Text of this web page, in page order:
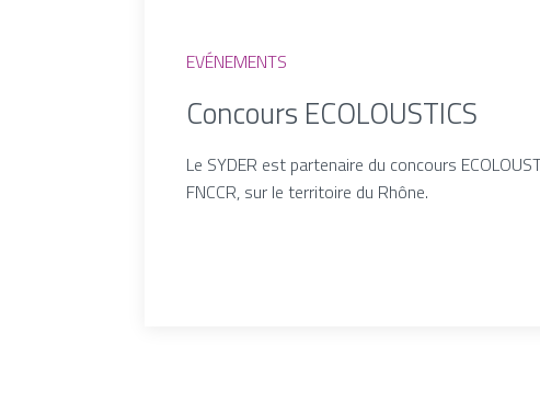
EVÉNEMENTS
Concours ECOLOUSTICS
Le SYDER est partenaire du concours
FNCCR, sur le territoire du Rhône.